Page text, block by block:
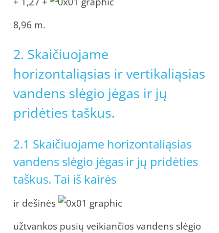
8,96 m.
2. Skaičiuojame
horizontaliąsias ir vertikaliąsias
vandens slėgio jėgas ir jų
pridėties taškus.
2.1 Skaičiuojame horizontaliąsias
vandens slėgio jėgas ir jų pridėties
taškus. Tai iš kairės
ir dešinės
užtvankos pusių veikiančios vandens slėgio